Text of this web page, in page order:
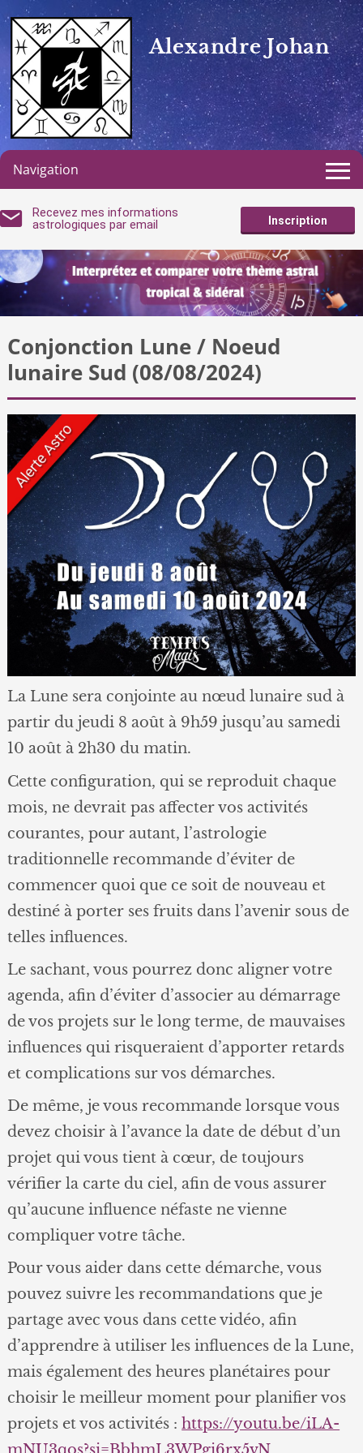
Alexandre Johan
Navigation
Recevez mes informations
astrologiques par email
Inscription
Conjonction Lune / Noeud
lunaire Sud (08/08/2024)
La Lune sera conjointe au nœud lunaire sud à
partir du jeudi 8 août à 9h59 jusqu’au samedi
10 août à 2h30 du matin.
Cette configuration, qui se reproduit chaque
mois, ne devrait pas affecter vos activités
courantes, pour autant, l’astrologie
traditionnelle recommande d’éviter de
commencer quoi que ce soit de nouveau et
destiné à porter ses fruits dans l’avenir sous de
telles influences.
Le sachant, vous pourrez donc aligner votre
agenda, afin d’éviter d’associer au démarrage
de vos projets sur le long terme, de mauvaises
influences qui risqueraient d’apporter retards
et complications sur vos démarches.
De même, je vous recommande lorsque vous
devez choisir à l’avance la date de début d’un
projet qui vous tient à cœur, de toujours
vérifier la carte du ciel, afin de vous assurer
qu’aucune influence néfaste ne vienne
compliquer votre tâche.
Pour vous aider dans cette démarche, vous
pouvez suivre les recommandations que je
partage avec vous dans cette vidéo, afin
d’apprendre à utiliser les influences de la Lune,
mais également des heures planétaires pour
choisir le meilleur moment pour planifier vos
projets et vos activités :https://youtu.be/iLA-
mNU3qos?si=BbhmL3WPgi6rx5vN